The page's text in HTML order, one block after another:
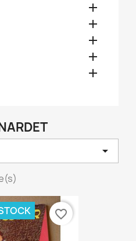






favorite_border